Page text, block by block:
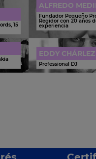
15
ALFREDO
Fundador Pequeño
Regidor con 20 años
experiencia
EDDY CHÁRLEZ
Professional DJ